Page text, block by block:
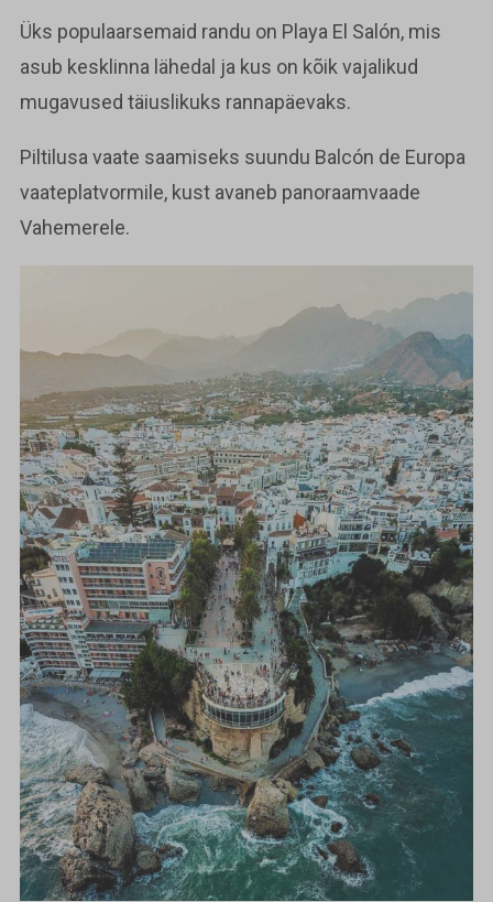
Üks populaarsemaid randu on Playa El Salón, mis
asub kesklinna lähedal ja kus on kõik vajalikud
mugavused täiuslikuks rannapäevaks.
Piltilusa vaate saamiseks suundu Balcón de Europa
vaateplatvormile, kust avaneb panoraamvaade
Vahemerele.